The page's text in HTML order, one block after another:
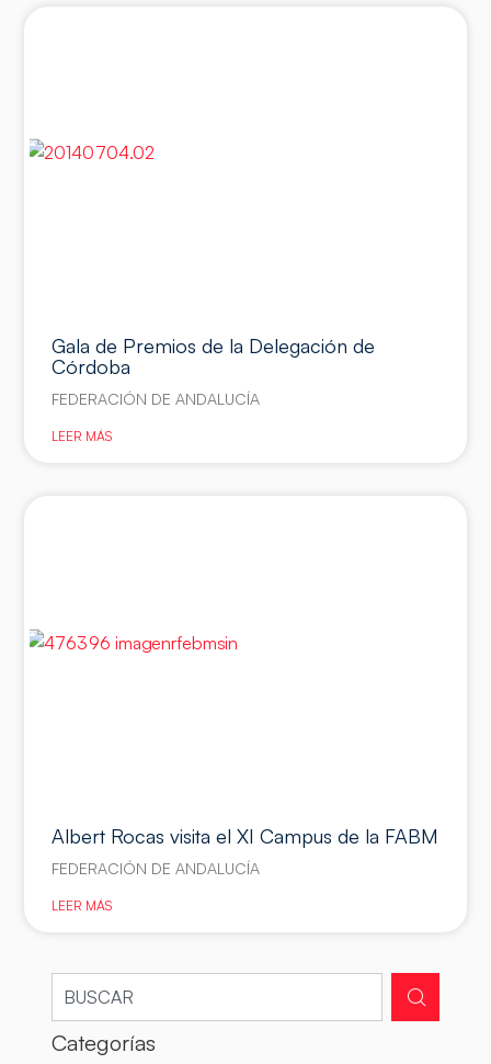
Gala de Premios de la Delegación de
Córdoba
FEDERACIÓN DE ANDALUCÍA
LEER MÁS
Albert Rocas visita el XI Campus de la FABM
FEDERACIÓN DE ANDALUCÍA
LEER MÁS
Categorías